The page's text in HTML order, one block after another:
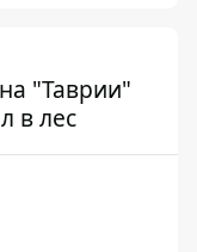
"Таврии"
в лес